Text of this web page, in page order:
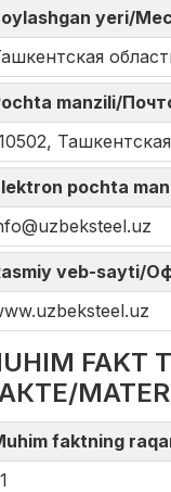
yeri/
manzili/
pochta
veb-sayti/
faktning